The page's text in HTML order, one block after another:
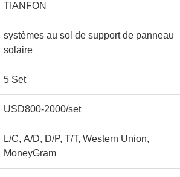
TIANFON
systèmes au sol de support de panneau
solaire
5 Set
USD800-2000/set
L/C, A/D, D/P, T/T, Western Union,
MoneyGram